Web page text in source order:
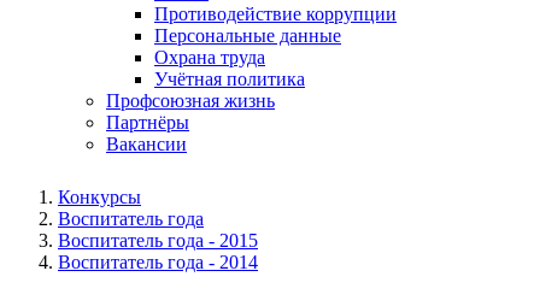
Противодействие коррупции
Персональные данные
Охрана труда
Учётная политика
Профсоюзная жизнь
Партнёры
Вакансии
Конкурсы
Воспитатель года
Воспитатель года - 2015
Воспитатель года - 2014